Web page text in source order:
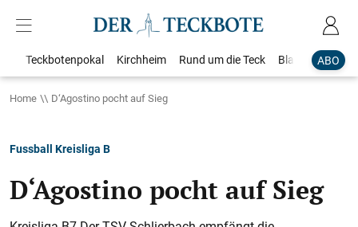
ABO
Teckbotenpokal Kirchheim Rund um die Teck Blaulicht
Home D‘Agostino pocht auf Sieg
Fussball Kreisliga B
D‘Agostino pocht auf Sieg